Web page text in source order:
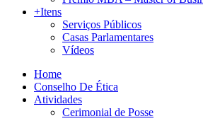
+Itens
Serviços Públicos
Casas Parlamentares
Vídeos
Home
Conselho De Ética
Atividades
Cerimonial de Posse